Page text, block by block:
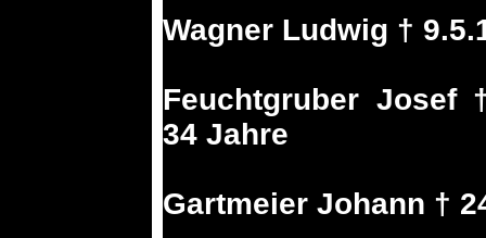
Wagner Ludwig †
Feuchtgruber Josef
34 Jahre
Gartmeier Johann †